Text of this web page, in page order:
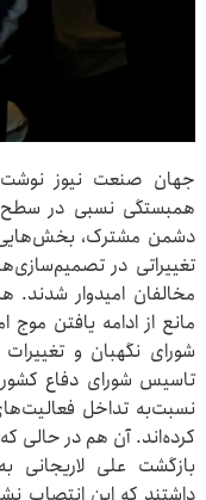
همبستگی نسبی در سطح
دشمن مشترک، بخش‌هایی
تغییراتی در
مخالفان امیدوار شدند.
مانع از ادامه یافتن موج
شورای نگهبان و
تاسیس شورای دفاع
نسبت‌به تداخل
کرده‌اند. آن هم در حالی
بازگشت علی لاریجانی